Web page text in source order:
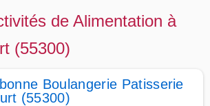
de Alimentation à
(55300)
Boulangerie Patisserie
(55300)